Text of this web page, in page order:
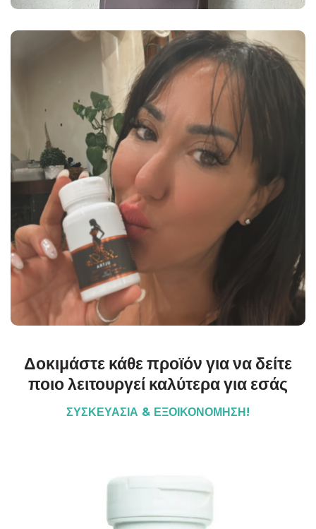
Δοκιμάστε κάθε προϊόν για να δείτε
ποιο λειτουργεί καλύτερα για εσάς
ΣΥΣΚΕΥΑΣΙΑ & ΕΞΟΙΚΟΝΟΜΗΣΗ!